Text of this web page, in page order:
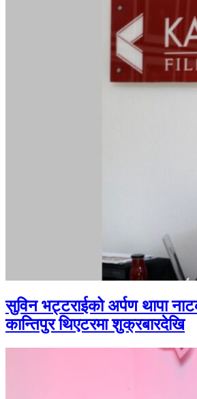
सुविन भट्टराईको अर्पण थापा
कान्तिपुर थिएटरमा शुक्रबारदेखि